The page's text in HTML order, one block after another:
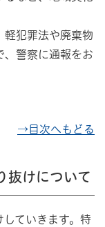
軽犯罪法や廃棄物
、警察に通報をお
→目次へもどる
抜けについて
ていきます。特